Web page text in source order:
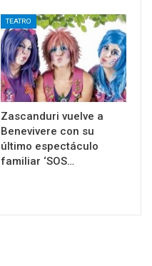
TEATRO
Zascanduri vuelve a
Benevivere con su
último espectáculo
familiar ‘SOS…